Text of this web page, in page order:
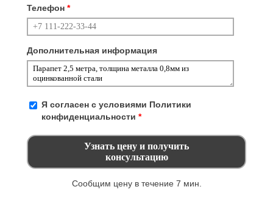
Телефон *
Дополнительная информация
Я согласен с условиями Политики
конфиденциальности *
Сообщим цену в течение 7 мин.